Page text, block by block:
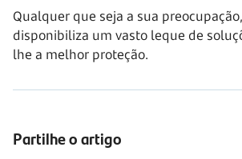
Qualquer que seja a sua
disponibiliza um vasto leque de
lhe a melhor proteção.
Partilhe o artigo